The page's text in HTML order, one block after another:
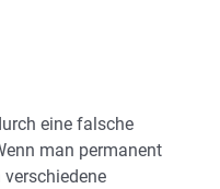
eine falsche
man permanent